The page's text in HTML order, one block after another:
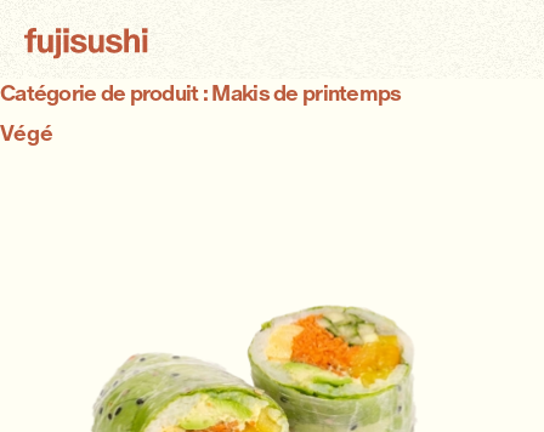
Catégorie de produit :Makis de printemps
Végé